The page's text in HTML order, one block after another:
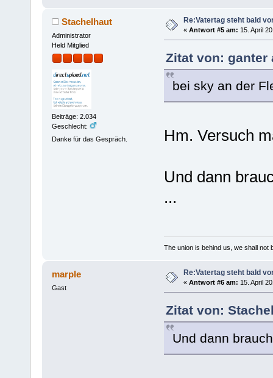
Stachelhaut
Administrator
Held Mitglied
Beiträge: 2.034
Geschlecht:
Danke für das Gespräch.
Re:Vatertag steht bald
« Antwort #5 am: 15. April
Zitat von: ganter
bei sky an der
Hm. Versuch
Und dann
...
The union is behind us, we shall not
marple
Gast
Re:Vatertag steht bald
« Antwort #6 am: 15. April
Zitat von:
Und dann